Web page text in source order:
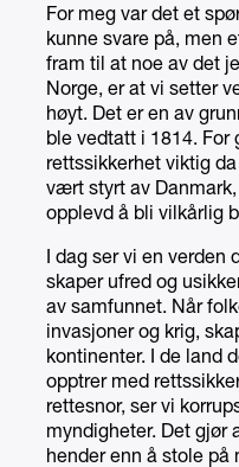
For meg var det et
kunne svare på, men
fram til at noe av det
Norge, er at vi setter
høyt. Det er en av
ble vedtatt i 1814. For
rettssikkerhet viktig
vært styrt av
opplevd å bli vilkårlig
I dag ser vi en
skaper ufred og
av samfunnet. Når
invasjoner og krig,
kontinenter. I de land
opptrer med
rettesnor, ser vi
myndigheter. Det gjør
hender enn å stole på